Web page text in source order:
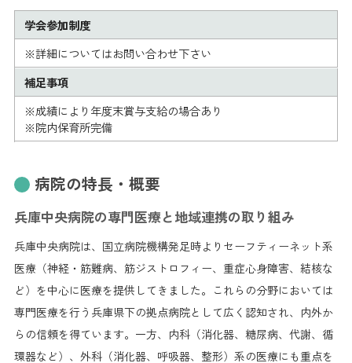
学会参加制度
※詳細についてはお問い合わせ下さい
補足事項
※成績により年度末賞与支給の場合あり
※院内保育所完備
病院の特長・概要
兵庫中央病院の専門医療と地域連携の取り組み
兵庫中央病院は、国立病院機構発足時よりセーフティーネット系
医療（神経・筋難病、筋ジストロフィー、重症心身障害、結核な
ど）を中心に医療を提供してきました。これらの分野においては
専門医療を行う兵庫県下の拠点病院として広く認知され、内外か
らの信頼を得ています。一方、内科（消化器、糖尿病、代謝、循
環器など）、外科（消化器、呼吸器、整形）系の医療にも重点を